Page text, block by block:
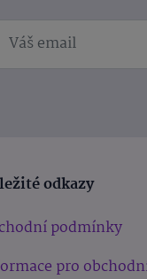
odkazy
podmínky
pro